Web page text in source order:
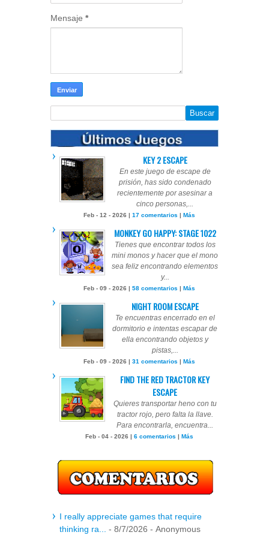
Mensaje *
KEY 2 ESCAPE
En este juego de escape de
prisión, has sido condenado
recientemente por asesinar a
cinco personas,...
Feb - 12 - 2026 | 17 comentarios | Más
MONKEY GO HAPPY: STAGE 1022
Tienes que encontrar todos los
mini monos y hacer que el mono
sea feliz encontrando elementos
y...
Feb - 09 - 2026 | 58 comentarios | Más
NIGHT ROOM ESCAPE
Te encuentras encerrado en el
dormitorio e intentas escapar de
ella encontrando objetos y
pistas,...
Feb - 09 - 2026 | 31 comentarios | Más
FIND THE RED TRACTOR KEY
ESCAPE
Quieres transportar heno con tu
tractor rojo, pero falta la llave.
Para encontrarla, encuentra...
Feb - 04 - 2026 | 6 comentarios | Más
I really appreciate games that require
thinking ra...
- 8/7/2026 - Anonymous